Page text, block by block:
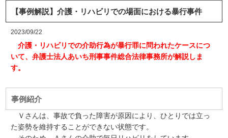
【事例解説】介護・リハビリでの場面における暴行事件
2023/09/22
介護・リハビリでの介助行為が暴行罪に問われたケースにつ
いて、弁護士法人あいち刑事事件総合法律事務所が解説しま
す。
事例紹介
Ｖさんは、事故で負った障害が原因により、ひとりでは立っ
た姿勢を維持することができない状態です。